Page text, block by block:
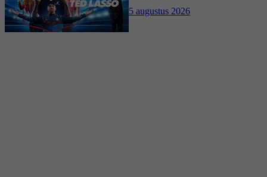
5 augustus 2026